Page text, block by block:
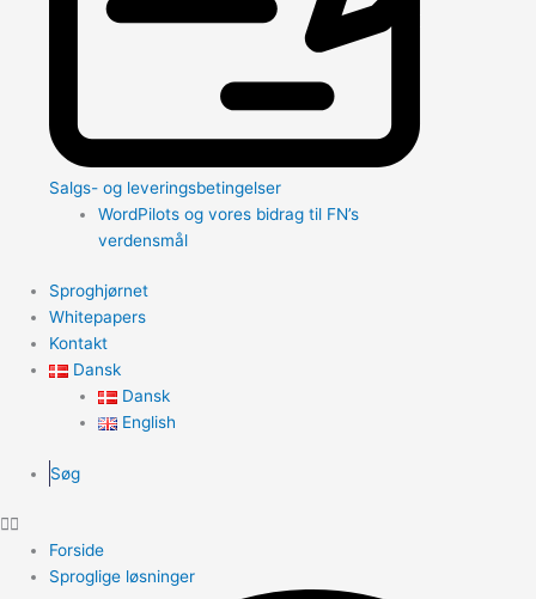
Salgs- og leveringsbetingelser
WordPilots og vores bidrag til FN’s
verdensmål
Sproghjørnet
Whitepapers
Kontakt
Dansk
Dansk
English
Søg
Forside
Sproglige løsninger